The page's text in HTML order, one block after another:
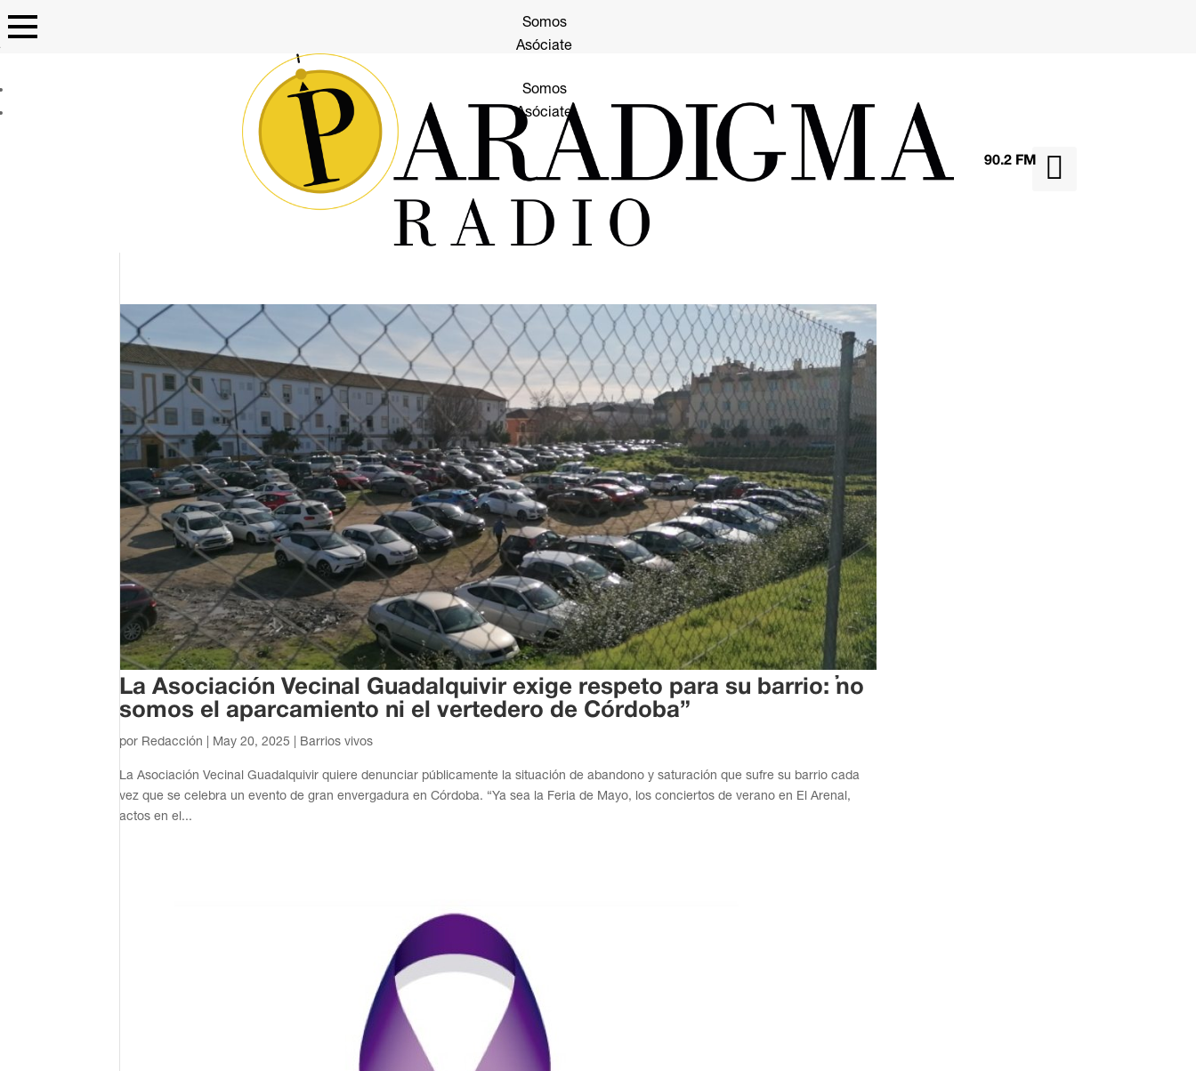
Somos
Asóciate
Somos
Asóciate

90.2 FM
La Asociación Vecinal Guadalquivir exige respeto para su barrio: “no
somos el aparcamiento ni el vertedero de Córdoba”
por Redacción May 20, 2025 Barrios vivos
La Asociación Vecinal Guadalquivir quiere denunciar públicamente la situación de abandono y saturación que sufre su barrio cada
vez que se celebra un evento de gran envergadura en Córdoba. “Ya sea la Feria de Mayo, los conciertos de verano en El Arenal,
actos en el...